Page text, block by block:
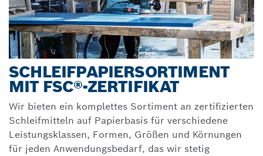
SCHLEIFPAPIERSORTIMENT
MIT FSC®-ZERTIFIKAT
Wir bieten ein komplettes Sortiment an zertifizierten
Schleifmitteln auf Papierbasis für verschiedene
Leistungsklassen, Formen, Größen und Körnungen
für jeden Anwendungsbedarf, das wir stetig